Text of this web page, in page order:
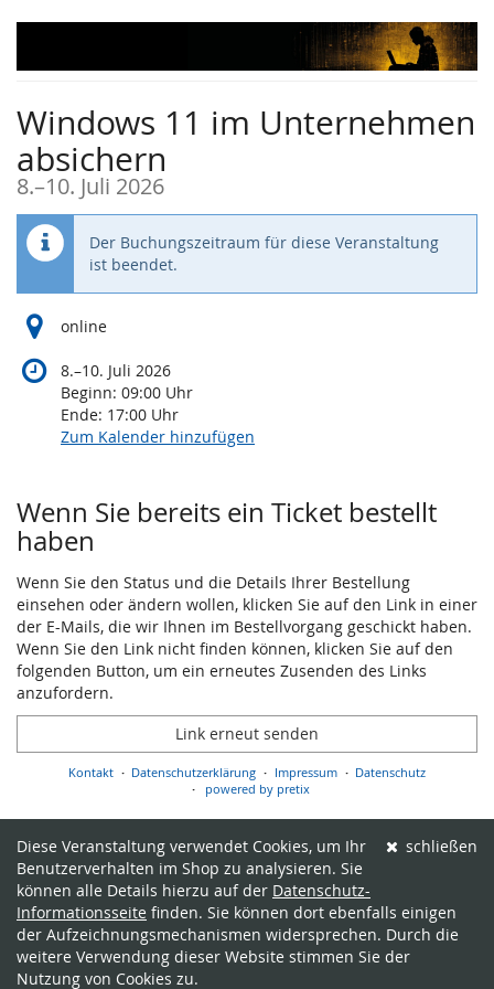
Zum
Windows 11 im Unternehmen
absichern
8.–bis
10. Juli 2026
Der Buchungszeitraum für diese Veranstaltung
ist beendet.
online
8.–bis
10. Juli 2026
Beginn: 09:00 Uhr
Ende: 17:00 Uhr
Zum Kalender hinzufügen
Wenn Sie bereits ein Ticket bestellt
haben
Wenn Sie den Status und die Details Ihrer Bestellung
einsehen oder ändern wollen, klicken Sie auf den Link in einer
der E-Mails, die wir Ihnen im Bestellvorgang geschickt haben.
Wenn Sie den Link nicht finden können, klicken Sie auf den
folgenden Button, um ein erneutes Zusenden des Links
anzufordern.
Link erneut senden
Kontakt Datenschutzerklärung Impressum
Datenschutz
powered by pretix
schließen
Diese Veranstaltung verwendet Cookies, um Ihr
Benutzerverhalten im Shop zu analysieren. Sie
können alle Details hierzu auf der Datenschutz-
Informationsseite finden. Sie können dort ebenfalls einigen
der Aufzeichnungsmechanismen widersprechen. Durch die
weitere Verwendung dieser Website stimmen Sie der
Nutzung von Cookies zu.